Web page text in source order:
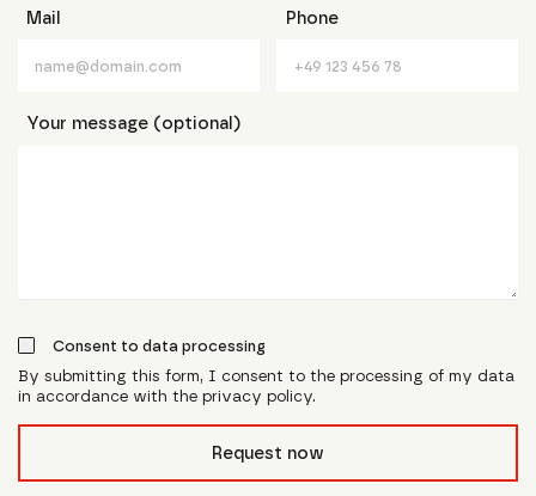
Mail Phone
Your message (optional)
Consent to data processing
By submitting this form, I consent to the processing of my data
in accordance with the privacy policy.
Request now